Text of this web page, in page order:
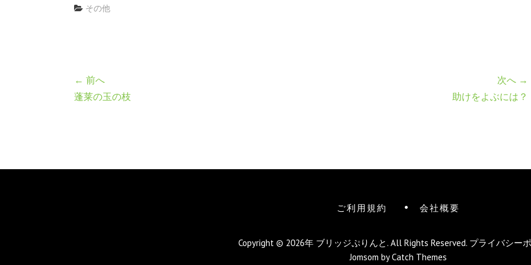
その他
← 前へ
蓬莱の玉の枝
次へ →
助けをよぶには？
ご利用規約 会社概要
Copyright © 2026年 ブリッジぷりんと. All Rights Reserved. プライバシー
Jomsom byCatch Themes